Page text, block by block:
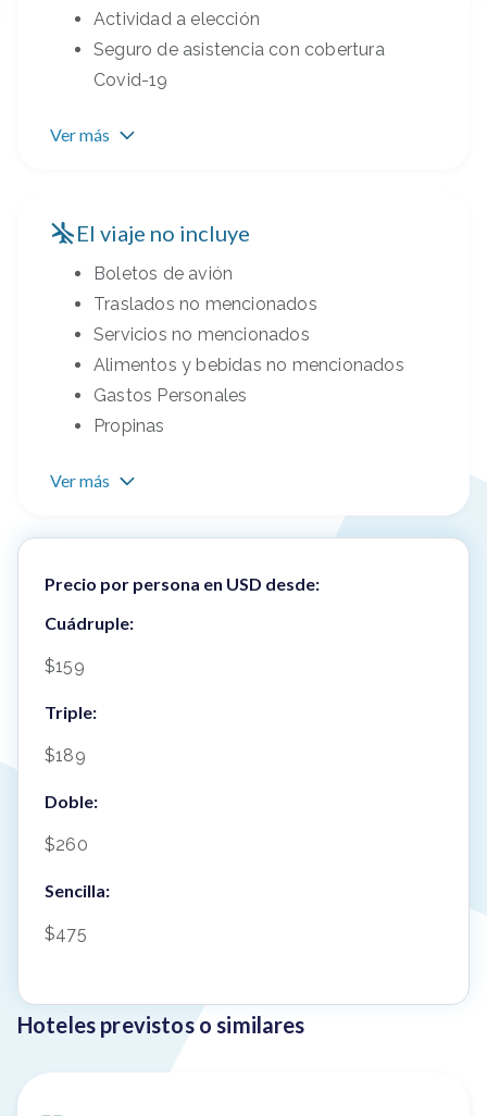
Actividad a elección
Seguro de asistencia con cobertura
Covid-19
Ver más
El viaje no incluye
Boletos de avión
Traslados no mencionados
Servicios no mencionados
Alimentos y bebidas no mencionados
Gastos Personales
Propinas
Ver más
Precio por persona en USD desde:
Cuádruple:
$159
Triple:
$189
Doble:
$260
Sencilla:
$475
Hoteles previstos o similares